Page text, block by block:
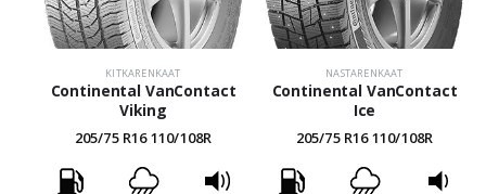
KITKARENKAAT
Continental VanContact
Viking
205/75 R16 110/108R
NASTARENKAAT
Continental VanContact
Ice
205/75 R16 110/108R